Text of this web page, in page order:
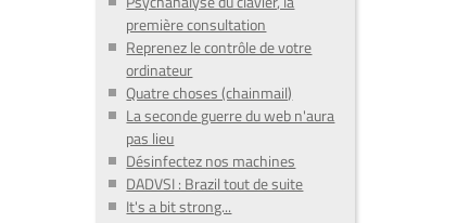
première consultation
Reprenez le contrôle de votre
ordinateur
Quatre choses (chainmail)
La seconde guerre du web n'aura
pas lieu
Désinfectez nos machines
DADVSI : Brazil tout de suite
It's a bit strong...